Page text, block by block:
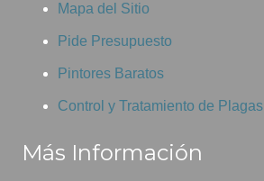
Mapa del Sitio
Pide Presupuesto
Pintores Baratos
Control y Tratamiento de Plagas
Más Información